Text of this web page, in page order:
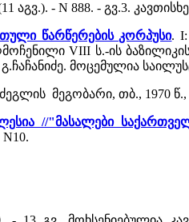
აგვ.). - N 888. - გვ.3.
წარწერების კორპუსი.
VIII ს.-ის
მოცემულია
მეგობარი, თბ., 1970 წ.,
//"მასალები